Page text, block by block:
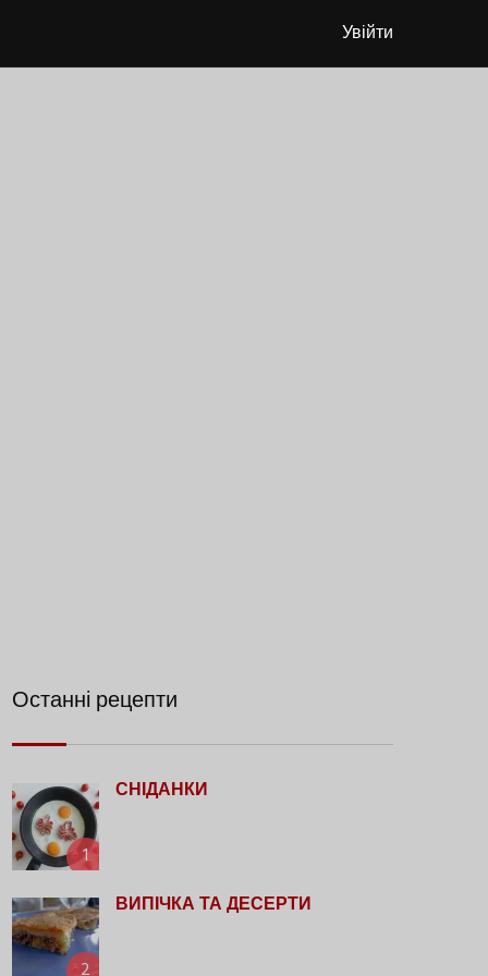
Увійти
Останні рецепти
1
СНІДАНКИ
ВИПІЧКА ТА ДЕСЕРТИ